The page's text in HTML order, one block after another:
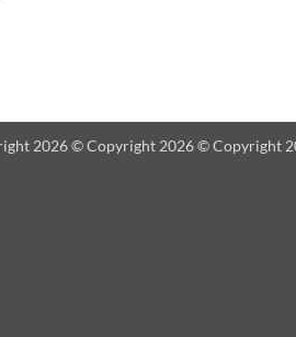
2026 © Copyright 2026 © Copyright